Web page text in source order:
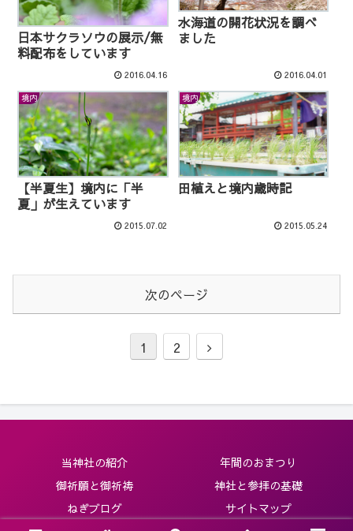
日本サクラソウの展示/無
料配布をしています
2016.04.16
水海道の開花状況を調べ
ました
2016.04.01
境内
【半夏生】境内に「半
夏」が生えています
2015.07.02
境内
田植えと境内歳時記
2015.05.24
次のページ
1 2
次
当神社の紹介
年間のおまつり
御祈願と御祈祷
神社と参拝の基礎
ねぎブログ
サイトマップ